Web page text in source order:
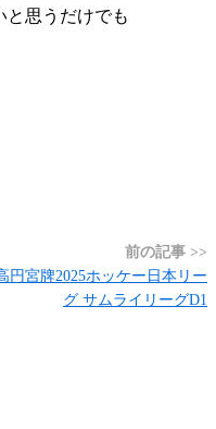
と思うだけでも
前の記事 >>
円宮牌2025ホッケー日本リー
グ サムライリーグD1